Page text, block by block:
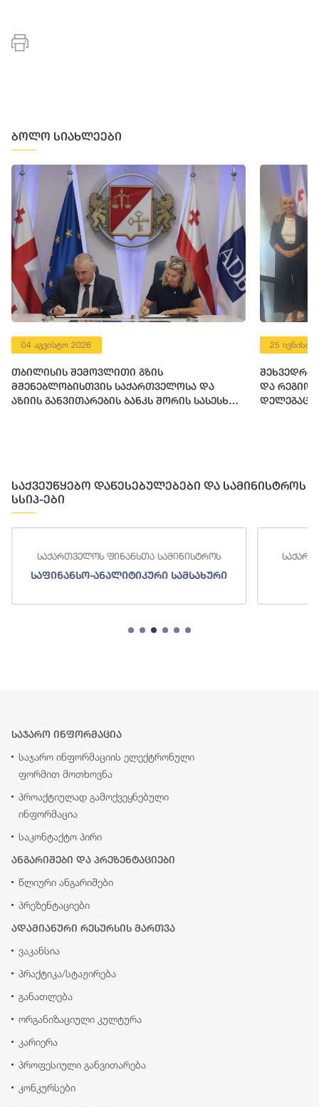
ბოლო სიახლეები
და
შორის სასესხო
შეხვედრა ევროპის საბჭოს
და რეგიონულ ხელისუფლებათა
დელეგაციასთან
საქვეუწყებო დაწესებულებები და სამინისტროს
სსიპ-ები
საქართველოს ფინანსთა სამინისტროს
საფინანსო-ანალიტიკური სამსახური
საჯარო ინფორმაცია
საჯარო ინფორმაციის ელექტრონული
ფორმით მოთხოვნა
პროაქტიულად გამოქვეყნებული
ინფორმაცია
საკონტაქტო პირი
ანგარიშები და პრეზენტაციები
წლიური ანგარიშები
პრეზენტაციები
ადამიანური რესურსის მართვა
ვაკანსია
პრაქტიკა/სტაჟირება
განათლება
ორგანიზაციული კულტურა
კარიერა
პროფესიული განვითარება
კონკურსები